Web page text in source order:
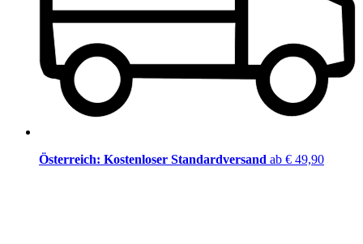
Österreich: Kostenloser Standardversand ab € 49,90